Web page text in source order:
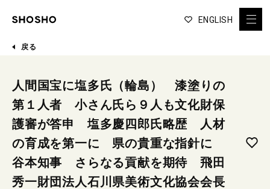
ENGLISH
戻る
人間国宝に塩多氏（輪島） 漆塗りの
第１人者 小さん氏ら９人も文化財保
護審が答申 塩多慶四郎氏略歴 人材
の育成を第一に 県の貴重な指針に
谷本知事 さらなる貢献を期待 飛田
秀一財団法人石川県美術文化協会会長